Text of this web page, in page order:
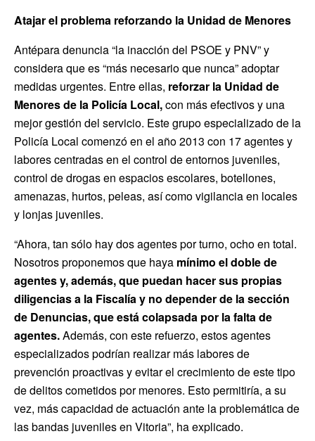
Atajar el problema reforzando la Unidad de Menores
Antépara denuncia “la inacción del PSOE y PNV” y
considera que es “más necesario que nunca” adoptar
medidas urgentes. Entre ellas, reforzar la Unidad de
Menores de la Policía Local,con más efectivos y una
mejor gestión del servicio. Este grupo especializado de la
Policía Local comenzó en el año 2013 con 17 agentes y
labores centradas en el control de entornos juveniles,
control de drogas en espacios escolares, botellones,
amenazas, hurtos, peleas, así como vigilancia en locales
y lonjas juveniles.
“Ahora, tan sólo hay dos agentes por turno, ocho en total.
Nosotros proponemos que haya mínimo el doble de
agentes y, además, que puedan hacer sus propias
diligencias a la Fiscalía y no depender de la sección
de Denuncias, que está colapsada por la falta de
agentes.Además, con este refuerzo, estos agentes
especializados podrían realizar más labores de
prevención proactivas y evitar el crecimiento de este tipo
de delitos cometidos por menores. Esto permitiría, a su
vez, más capacidad de actuación ante la problemática de
las bandas juveniles en Vitoria”, ha explicado.